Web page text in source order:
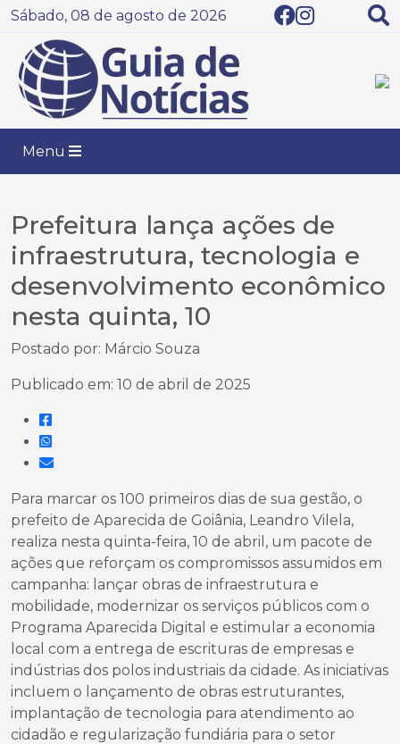
Sábado, 08 de agosto de 2026
Menu
Prefeitura lança ações de
infraestrutura, tecnologia e
desenvolvimento econômico
nesta quinta, 10
Postado por: Márcio Souza
Publicado em: 10 de abril de 2025
Para marcar os 100 primeiros dias de sua gestão, o
prefeito de Aparecida de Goiânia, Leandro Vilela,
realiza nesta quinta-feira, 10 de abril, um pacote de
ações que reforçam os compromissos assumidos em
campanha: lançar obras de infraestrutura e
mobilidade, modernizar os serviços públicos com o
Programa Aparecida Digital e estimular a economia
local com a entrega de escrituras de empresas e
indústrias dos polos industriais da cidade. As iniciativas
incluem o lançamento de obras estruturantes,
implantação de tecnologia para atendimento ao
cidadão e regularização fundiária para o setor